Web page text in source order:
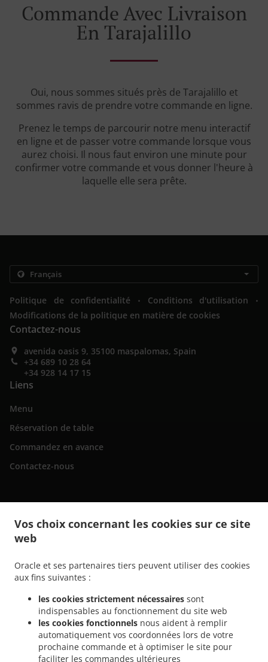
Vos choix concernant les cookies sur ce site
web
Oracle et ses partenaires tiers peuvent utiliser des cookies
aux fins suivantes :
les cookies strictement nécessaires sont
indispensables au fonctionnement du site web
les cookies fonctionnels nous aident à remplir
automatiquement vos coordonnées lors de votre
prochaine commande et à optimiser le site pour
faciliter les commandes ultérieures
Commande Avec Livraison
En Tarajalillo
Oui, nous sommes situés près de Tarajalillo et
sommes ravis de prendre votre commande en ligne.
Prenez le temps de parcourir notre menu interactif
en ligne et de passer votre commande lorsque vous
aurez choisi. Il nous faut environ une minute pour
confirmer votre commande et vous donner l'heure à
laquelle elle sera prête.
Politique de confidentialité . Conditions d'utilisation .
Modifications de la politique en matière de cookies
Contactez-nous
avenida oasis 9, 35100 maspalomas, Spain
+34 689 10 28 64
+34 928 14 17 15
Liens
Menu
Réservation de table
Commandez en avance
Contactez-nous
cuisinés Italiens Maspalomas Playa del Inglés . Livraison de plats cuisinés Italiens
Maspalomas San Fernando
de plats cuisinés Italiens Maspalomas San Agustín
.
Livraison de plats cuisinés
Maspalomas Playa del Águila
. Livraison de plats cuisinés Italiens Maspalomas
Sonnenland . Livraison de plats cuisinés Italiens Maspalomas . Livraison de plats
cuisinés Italiens El Tablero
. Livraison de plats cuisinés Italiens Lomo Gordo
Livraison de plats cuisinés Italiens Montaña la Data . Livraison de plats cuisinés
.